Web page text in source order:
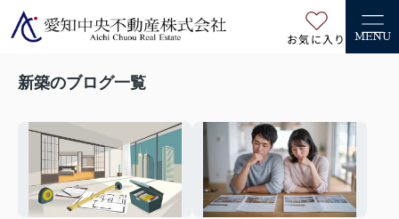
お気に入り MENU
新築のブログ一覧